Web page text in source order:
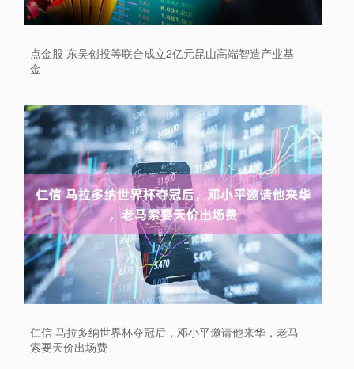
点金股 东吴创投等联合成立2亿元昆山高端智造产业基
金
仁信 马拉多纳世界杯夺冠后，邓小平邀请他来华，老马
索要天价出场费